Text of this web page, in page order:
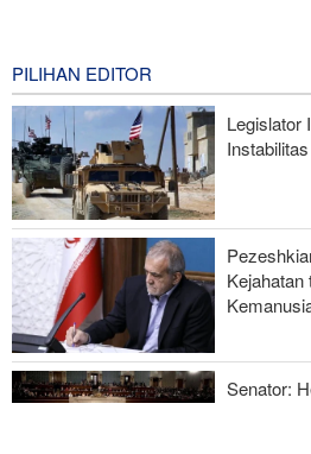
Menhan Pakistan: Persatuan Negara-
Melawan Zionis Urgen
Araghchi kepada Negara Tetangga:
Sendiri dan Jalin Persaudaraan Sejati
CNN: Kepala Staf Angkatan
Keluar dari Perang dengan Iran
Rencana Bom ISIS di Area Sayidah
Digagalkan
PILIHAN EDITOR
Legislator
Kejahatan
Senator: